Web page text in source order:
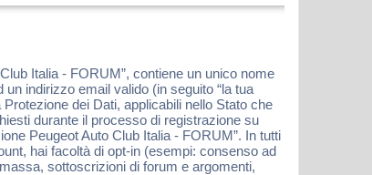
Italia - FORUM”, contiene un unico nome
indirizzo email valido (in seguito “la tua
dei Dati, applicabili nello Stato che
durante il processo di registrazione su
Peugeot Auto Club Italia - FORUM”. In tutti
hai facoltà di opt-in (esempi: consenso ad
sottoscrizioni di forum e argomenti,